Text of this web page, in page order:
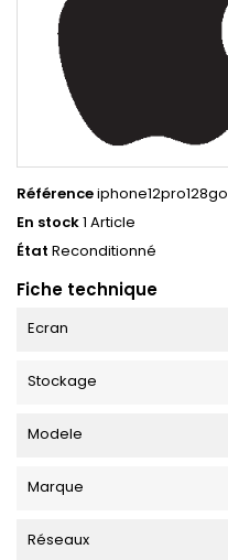
Référenceiphone12pro128go
En stock1 Article
État Reconditionné
Fiche technique
Ecran
Stockage
Modele
Marque
Réseaux